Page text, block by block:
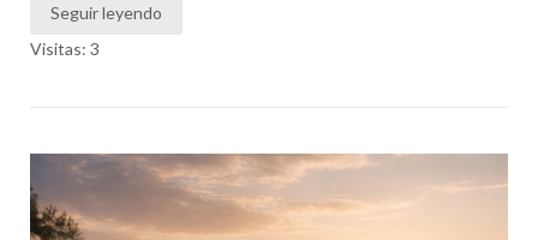
Seguir leyendo
Visitas: 3